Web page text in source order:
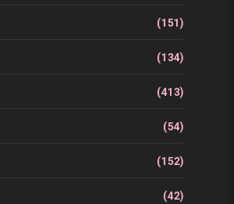
(151)
(134)
(413)
(54)
(152)
(42)